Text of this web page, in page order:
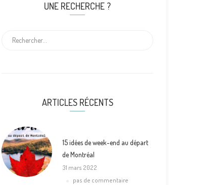
UNE RECHERCHE ?
ARTICLES RÉCENTS
15 idées de week-end au départ
de Montréal
31 mars 2022
pas de commentaire